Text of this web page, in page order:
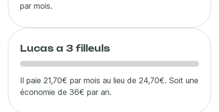
par mois.
Lucas a 3 filleuls
Il paie 21,70€ par mois au lieu de 24,70€. Soit une
économie de 36€ par an.